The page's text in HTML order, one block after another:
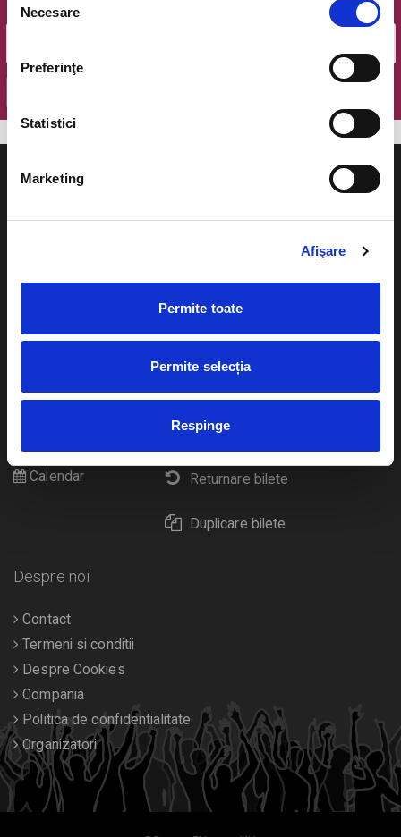
consimțământului
Necesare
Preferinţe
Statistici
Marketing
Afişare
Permite toate
Permite selecția
Respinge
Email
Cum comand bilete?
Plata online sau cash
eBilet printat acasa
Livrare prin curier
Returnare bilete
Duplicare bilete
festivaluri
Pentru copii
Calendar
Despre noi
Contact
Termeni si conditii
Despre Cookies
Compania
Politica de confidentialitate
Organizatori